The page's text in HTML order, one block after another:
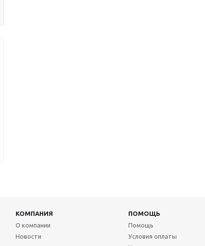
КОМПАНИЯ ПОМОЩЬ
О компании
Новости
Помощь
Условия оплаты